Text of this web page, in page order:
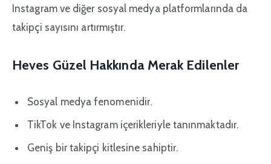
Instagram ve diğer sosyal medya platformlarında da
takipçi sayısını artırmıştır.
Heves Güzel Hakkında Merak Edilenler
Sosyal medya fenomenidir.
TikTok ve Instagram içerikleriyle tanınmaktadır.
Geniş bir takipçi kitlesine sahiptir.